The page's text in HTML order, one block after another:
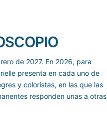
de 2027. En 2026, para
presenta en cada uno de
y coloristas, en las que las
responden unas a otras